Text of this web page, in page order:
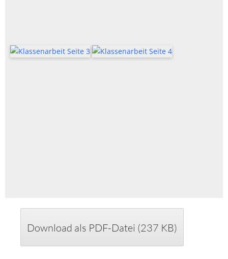
Download als PDF-Datei (237 KB)